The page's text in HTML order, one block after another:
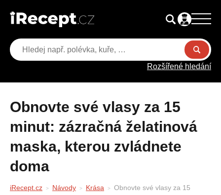
Rozšířené hledání
Obnovte své vlasy za 15
minut: zázračná želatinová
maska, kterou zvládnete
doma
iRecept.cz Návody Krása
Obnovte své vlasy za 15